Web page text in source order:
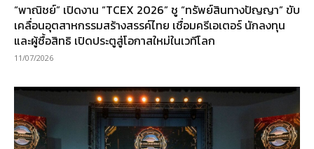
“พาณิชย์” เปิดงาน “TCEX 2026” ชู “ทรัพย์สินทางปัญญา” ขับ
เคลื่อนอุตสาหกรรมสร้างสรรค์ไทย เชื่อมครีเอเตอร์ นักลงทุน
และผู้ซื้อสิทธิ เปิดประตูสู่โอกาสใหม่ในเวทีโลก
11/07/2026